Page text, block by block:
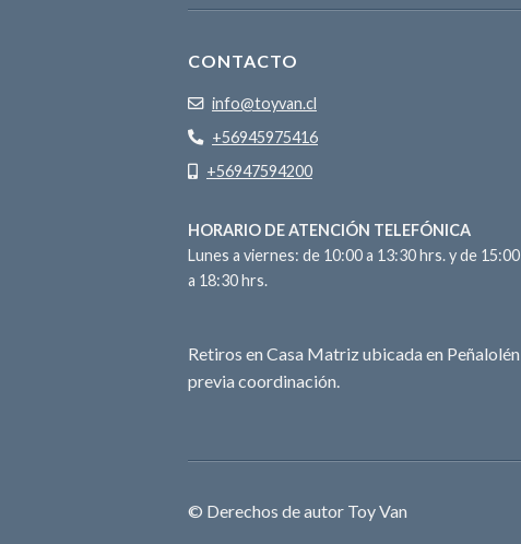
CONTACTO
info@toyvan.cl
+56945975416
+56947594200
HORARIO DE ATENCIÓN TELEFÓNICA
Lunes a viernes: de 10:00 a 13:30 hrs. y de 15:00
a 18:30 hrs.
Retiros en Casa Matriz ubicada en Peñalolén
previa coordinación.
© Derechos de autor Toy Van